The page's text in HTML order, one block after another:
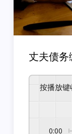
丈夫债务
按播放
0:00